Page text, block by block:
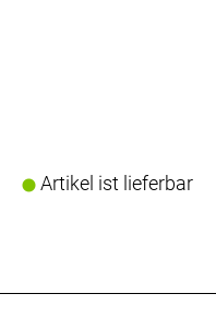
Artikel ist lieferbar